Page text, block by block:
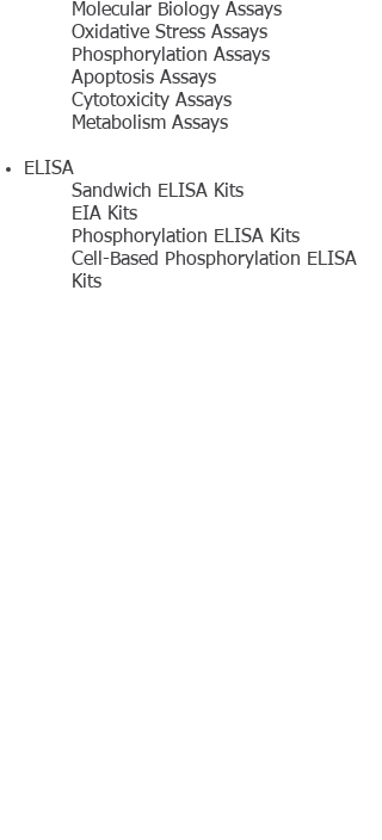
Molecular Biology Assays
Oxidative Stress Assays
Phosphorylation Assays
Apoptosis Assays
Cytotoxicity Assays
Metabolism Assays
ELISA
Sandwich ELISA Kits
EIA Kits
Phosphorylation ELISA Kits
Cell-Based Phosphorylation ELISA
Kits